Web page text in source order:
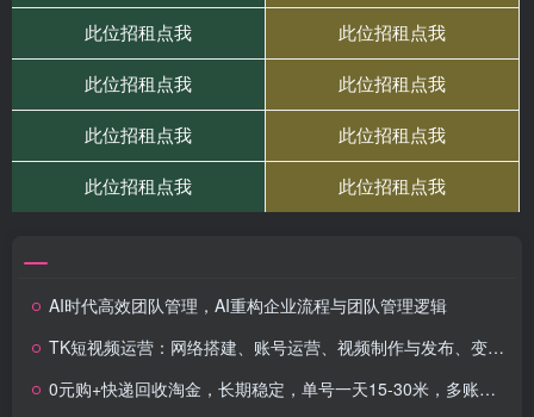
AI时代高效团队管理，AI重构企业流程与团队管理逻辑
TK短视频运营：网络搭建、账号运营、视频制作与发布、变现策略
0元购+快递回收淘金，长期稳定，单号一天15-30米，多账号操作可日入3-4位数